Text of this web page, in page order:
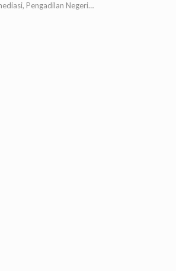
Pengadilan Negeri…